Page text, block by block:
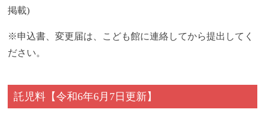
掲載)
※申込書、変更届は、こども館に連絡してから提出してく
ださい。
託児料【令和6年6月7日更新】